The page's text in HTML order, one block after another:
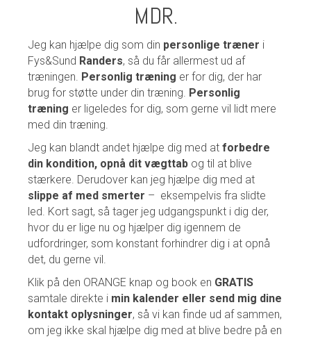
MDR.
Jeg kan hjælpe dig som din personlige træner i
Fys&Sund Randers, så du får allermest ud af
træningen. Personlig træning er for dig, der har
brug for støtte under din træning. Personlig
træning er ligeledes for dig, som gerne vil lidt mere
med din træning.
Jeg kan blandt andet hjælpe dig med at forbedre
din kondition, opnå dit vægttab og til at blive
stærkere. Derudover kan jeg hjælpe dig med at
slippe af med smerter – eksempelvis fra slidte
led. Kort sagt, så tager jeg udgangspunkt i dig der,
hvor du er lige nu og hjælper dig igennem de
udfordringer, som konstant forhindrer dig i at opnå
det, du gerne vil.
Klik på den ORANGE knap og book en GRATIS
samtale direkte i min kalender eller send mig dine
kontakt oplysninger, så vi kan finde ud af sammen,
om jeg ikke skal hjælpe dig med at blive bedre på en